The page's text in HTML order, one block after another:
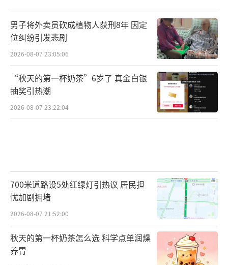
男子将外卖员砍成植物人获刑8年 因定
位纠纷引发悲剧
2026-08-07 23:05:06
“秋天的第一杯奶茶”6岁了 真金白银
抽奖引热潮
2026-08-07 23:22:04
700米道路设5处红绿灯引热议 居民担
忧加剧拥堵
2026-08-07 21:52:00
秋天的第一杯奶茶怎么选 科学点单润燥
养胃